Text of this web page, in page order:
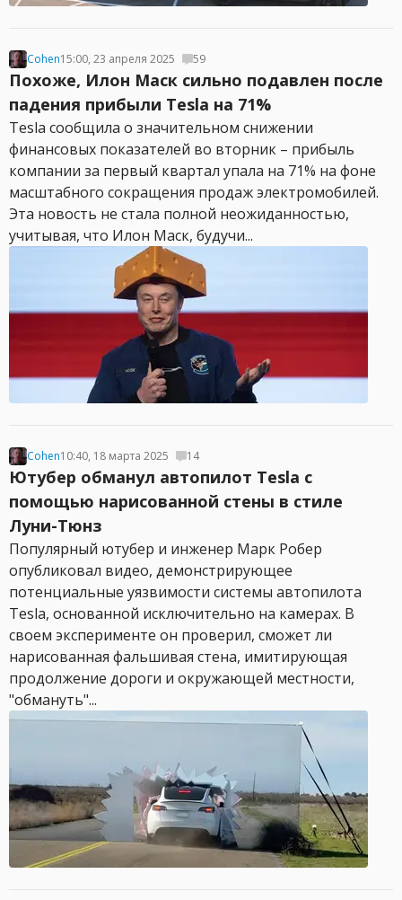
Cohen15:00, 23 апреля 2025 59
Похоже, Илон Маск сильно подавлен после
падения прибыли Tesla на 71%
Tesla сообщила о значительном снижении
финансовых показателей во вторник – прибыль
компании за первый квартал упала на 71% на фоне
масштабного сокращения продаж электромобилей.
Эта новость не стала полной неожиданностью,
учитывая, что Илон Маск, будучи...
Cohen10:40, 18 марта 2025 14
Ютубер обманул автопилот Tesla с
помощью нарисованной стены в стиле
Луни-Тюнз
Популярный ютубер и инженер Марк Робер
опубликовал видео, демонстрирующее
потенциальные уязвимости системы автопилота
Tesla, основанной исключительно на камерах. В
своем эксперименте он проверил, сможет ли
нарисованная фальшивая стена, имитирующая
продолжение дороги и окружающей местности,
"обмануть"...